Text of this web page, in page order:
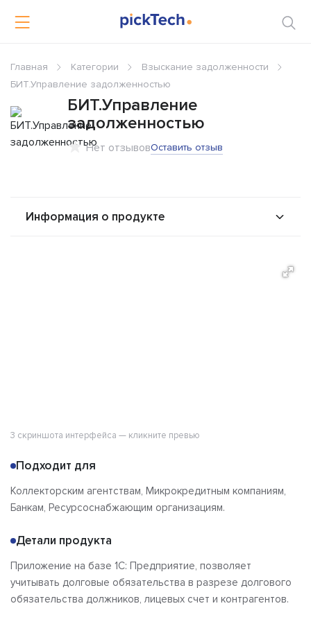
Главная Категории
Взыскание задолженности
БИТ.Управление задолженностью
БИТ.Управление
задолженностью
Нет отзывовОставить отзыв
Информация о продукте
3 скриншота интерфейса — кликните превью
Подходит для
Коллекторским агентствам, Микрокредитным компаниям,
Банкам, Ресурсоснабжающим организациям.
Детали продукта
Приложение на базе 1C: Предприятие, позволяет
учитывать долговые обязательства в разрезе долгового
обязательства должников, лицевых счет и контрагентов.